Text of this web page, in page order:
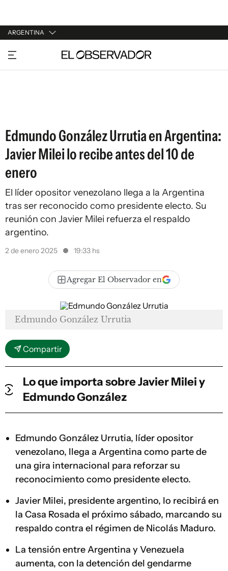
ARGENTINA
URUGUAY
ARGENTINA
Edmundo González Urrutia en Argentina:
Javier Milei lo recibe antes del 10 de
enero
El líder opositor venezolano llega a la Argentina
tras ser reconocido como presidente electo. Su
reunión con Javier Milei refuerza el respaldo
argentino.
2 de enero 2025 19:33 hs
Agregar El Observador en
Edmundo González Urrutia
Compartir
Lo que importa sobre Javier Milei y
Edmundo González
Edmundo González Urrutia, líder opositor
venezolano, llega a Argentina como parte de
una gira internacional para reforzar su
reconocimiento como presidente electo.
Javier Milei, presidente argentino, lo recibirá en
la Casa Rosada el próximo sábado, marcando su
respaldo contra el régimen de Nicolás Maduro.
La tensión entre Argentina y Venezuela
aumenta, con la detención del gendarme